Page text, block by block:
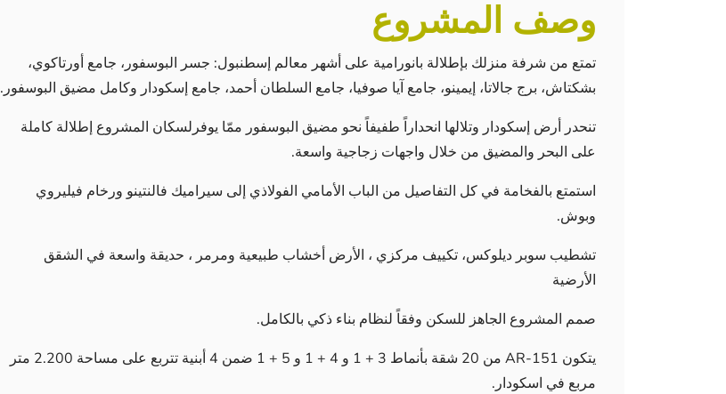
وصف المشروع
تمتع من شرفة منزلك بإطلالة بانورامية على أشهر معالم إسطنبول: جسر البوسفور، جامع أورتاكوي،
بشكتاش، برج جالاتا، إيمينو، جامع آيا صوفيا، جامع السلطان أحمد، جامع إسكودار وكامل مضيق البوسفور.
تنحدر أرض إسكودار وتلالها انحداراً طفيفاً نحو مضيق البوسفور ممّا يوفرلسكان المشروع إطلالة كاملة
على البحر والمضيق من خلال واجهات زجاجية واسعة.
استمتع بالفخامة في كل التفاصيل من الباب الأمامي الفولاذي إلى سيراميك فالنتينو ورخام فيليروي
وبوش.
تشطيب سوبر ديلوكس، تكييف مركزي ، الأرض أخشاب طبيعية ومرمر ، حديقة واسعة في الشقق
الأرضية
صمم المشروع الجاهز للسكن وفقاً لنظام بناء ذكي بالكامل.
يتكون AR-151 من 20 شقة بأنماط 3 + 1 و 4 + 1 و 5 + 1 ضمن 4 أبنية تتربع على مساحة 2.200 متر
مربع في اسكودار.